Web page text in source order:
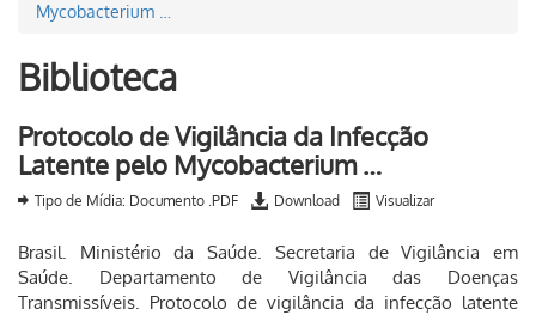
Mycobacterium …
Biblioteca
Protocolo de Vigilância da Infecção
Latente pelo Mycobacterium …
Tipo de Mídia: Documento .PDF Download Visualizar
Brasil. Ministério da Saúde. Secretaria de Vigilância em
Saúde. Departamento de Vigilância das Doenças
Transmissíveis. Protocolo de vigilância da infecção latente